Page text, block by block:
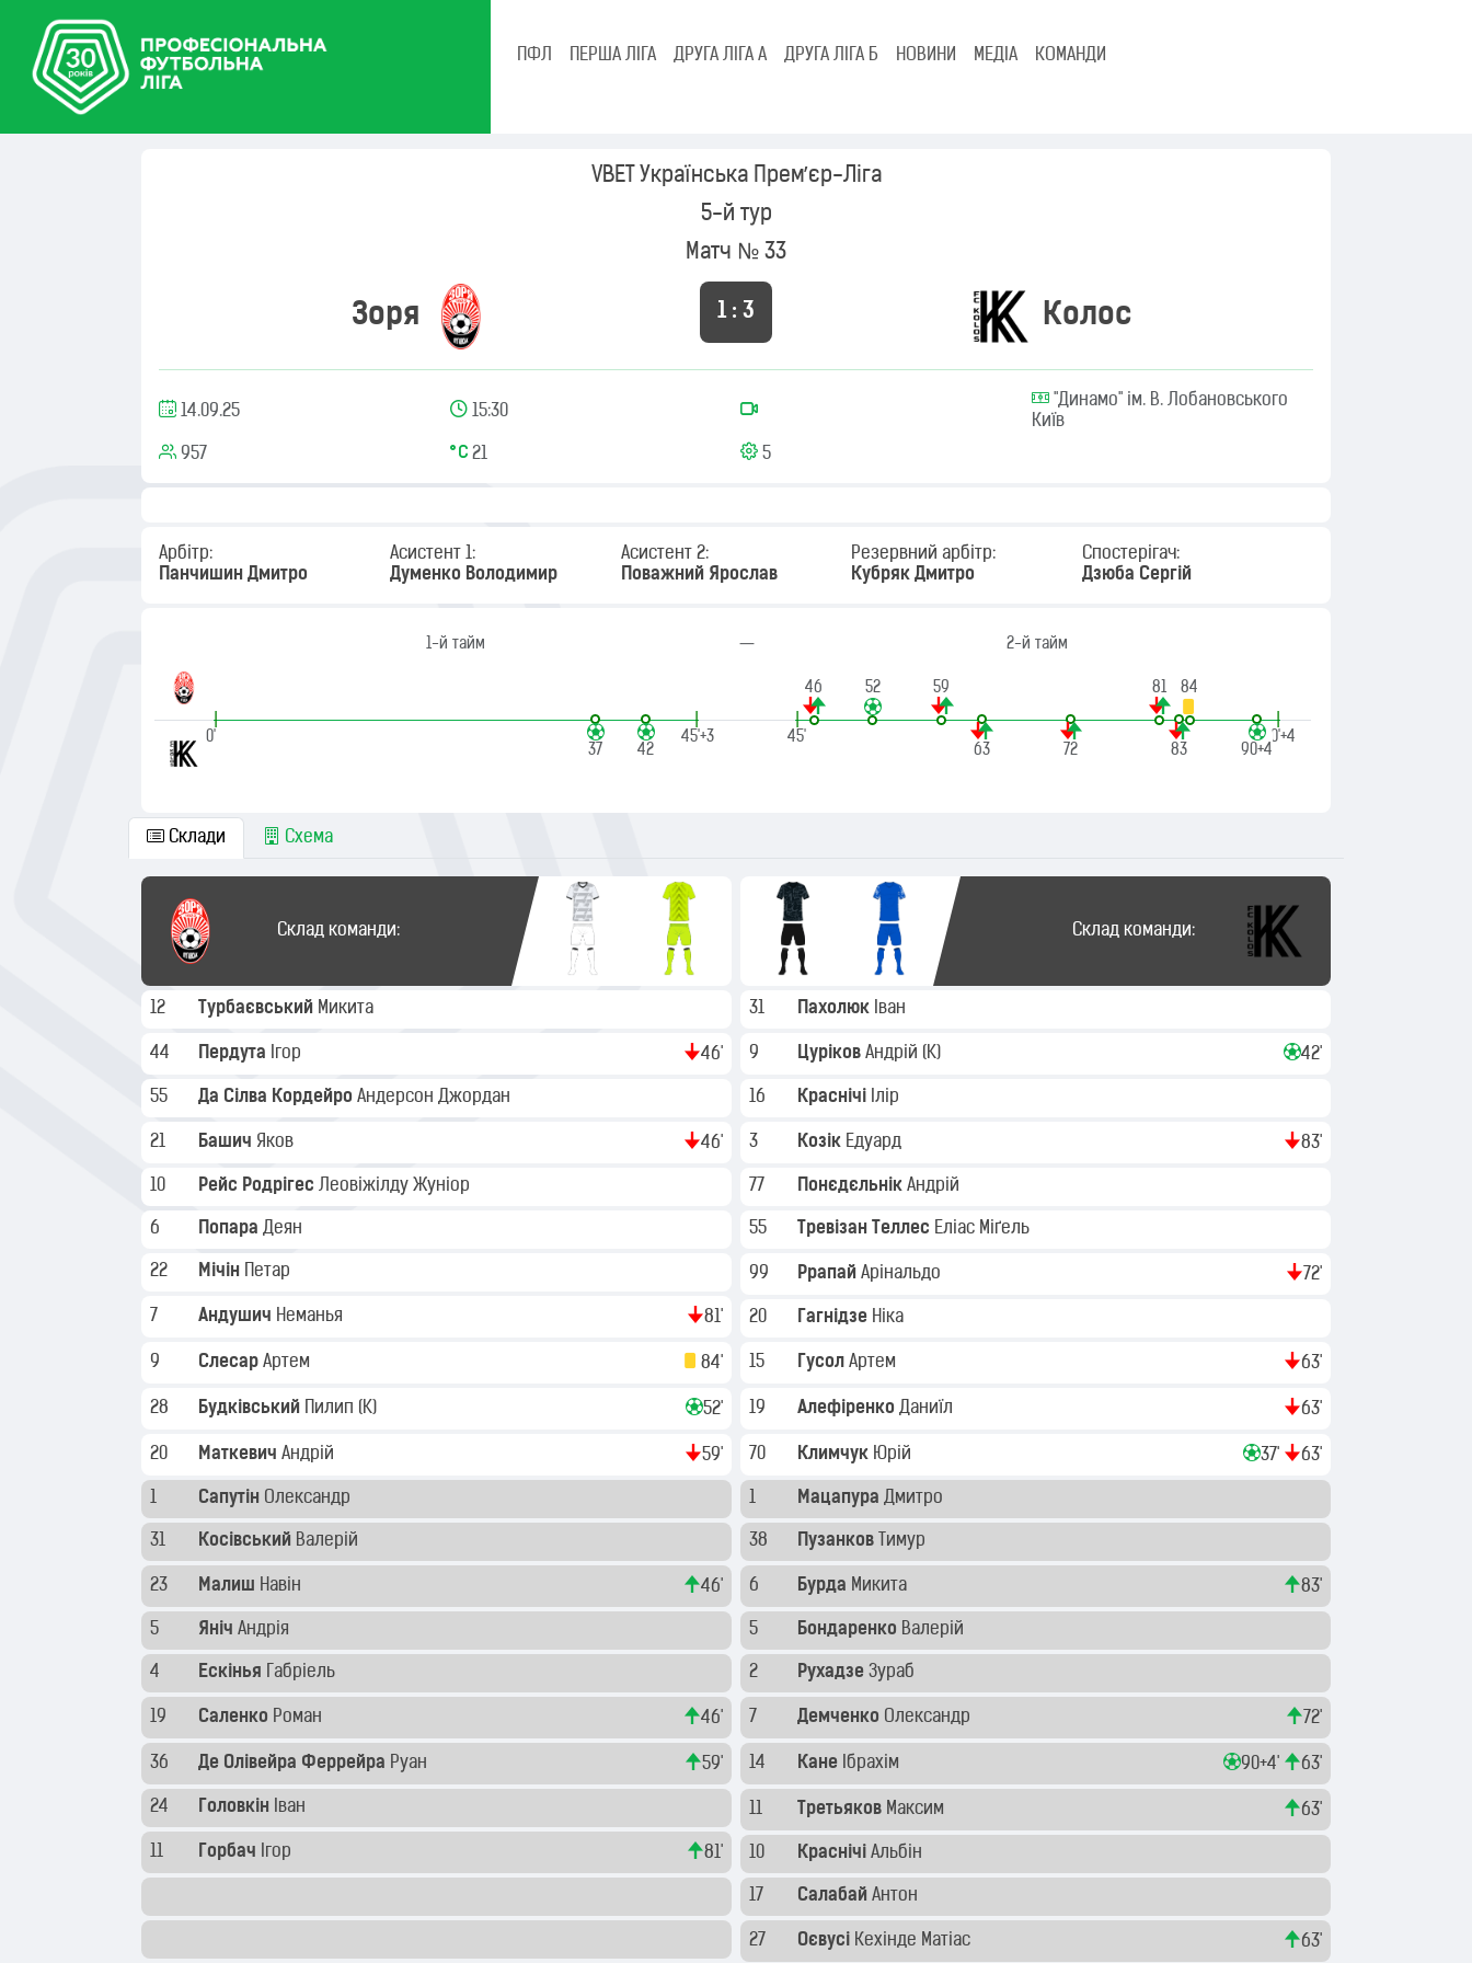
ПФЛ ПЕРША ЛІГА ДРУГА ЛІГА А ДРУГА ЛІГА Б НОВИНИ МЕДІА КОМАНДИ
VBET Українська Премʼєр-Ліга
5-й тур
Матч № 33
Зоря 1 : 3 Колос
14.09.25 15:30
"Динамо" ім. В. Лобановського
Київ
957
21 5
Арбітр:
Панчишин Дмитро
Асистент 1:
Думенко Володимир
Асистент 2:
Поважний Ярослав
Резервний арбітр:
Кубряк Дмитро
Спостерігач:
Дзюба Сергій
1-й тайм
|
0'
37
42
|
45'+3
— 2-й тайм
46 52 59 81 84
|
45'
63
72 83 90+4
|
90'+4
Склади Схема
Склад команди:
12 Турбаєвський Микита
44 Пердута Ігор 46'
55 Да Сілва Кордейро Андерсон Джордан
21 Башич Яков 46'
10 Рейс Родрігес Леовіжілду Жуніор
6 Попара Деян
22 Мічін Петар
7 Андушич Неманья 81'
9 Слесар Артем 84'
28 Будківський Пилип (K) 52'
20 Маткевич Андрій 59'
1 Сапутін Олександр
31 Косівський Валерій
23 Малиш Навін 46'
5 Яніч Андрія
4 Ескінья Габріель
19 Саленко Роман 46'
36 Де Олівейра Феррейра Руан 59'
24 Головкін Іван
11 Горбач Ігор 81'
Склад команди:
31 Пахолюк Іван
9 Цуріков Андрій (K) 42'
16 Краснічі Ілір
3 Козік Едуард 83'
77 Понєдєльнік Андрій
55 Тревізан Теллес Еліас Міґель
99 Ррапай Арінальдо 72'
20 Гагнідзе Ніка
15 Гусол Артем 63'
19 Алефіренко Даниїл 63'
70 Климчук Юрій 37' 63'
1 Мацапура Дмитро
38 Пузанков Тимур
6 Бурда Микита 83'
5 Бондаренко Валерій
2 Рухадзе Зураб
7 Демченко Олександр 72'
14 Кане Ібрахім 90+4' 63'
11 Третьяков Максим 63'
10 Краснічі Альбін
17 Салабай Антон
27 Оєвусі Кехінде Матіас 63'